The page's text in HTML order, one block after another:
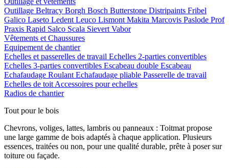
Outillage Beltracy Borgh Bosch Butterstone Distripaints Fribel
Galico Laseto Ledent Leuco Lismont Makita Marcovis Paslode Prof
Praxis Rapid Salco Scala Sievert Vabor
Vêtements et Chaussures
Equipement de chantier
Echelles et passerelles de travail Echelles 2-parties convertibles
Echelles 3-parties convertibles Escabeau double Escabeau
Echafaudage Roulant Echafaudage pliable Passerelle de travail
Echelles de toit Accessoires pour echelles
Radios de chantier
Tout pour le bois
Chevrons, voliges, lattes, lambris ou panneaux : Toitmat propose
une large gamme de bois adaptés à chaque application. Plusieurs
essences, traitées ou non, pour une qualité durable, prête à poser sur
toiture ou façade.